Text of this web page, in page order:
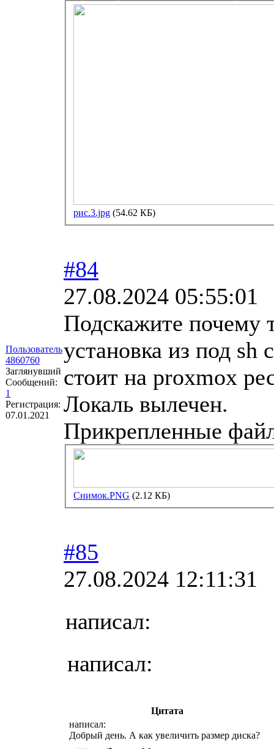
рис.3.jpg (54.62 КБ)
Пользователь
4860760
Заглянувший
Сообщений:
1
Регистрация:
07.01.2021
#84
27.08.2024 05:55:01
Подскажите почему
установка из под sh
стоит на proxmox
Локаль вылечен.
Прикрепленные
Снимок.PNG (2.12 КБ)
#85
27.08.2024 12:11:31
написал:
написал:
Цитата
написал:
Добрый день. А как увеличить размер диска?